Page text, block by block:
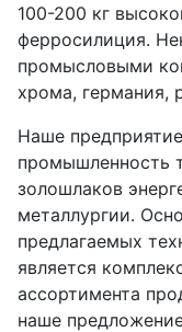
100-200 кг
ферросилиция.
промысловыми
хрома, германия,
Наше
промышленность
золошлаков
металлургии.
предлагаемых
является
ассортимента
наше